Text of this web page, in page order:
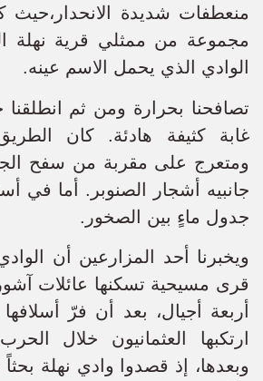
منعطفات شديدة الانحدار،حيث
مجموعة من ممثلي قرية نهلة
الوادي الذي يحمل الاسم عينه.
تصافحنا بحرارة ومن ثم
غابة كثيفة هادئة. كان
ومتعرج على مقربة من سفح
جانبيه أشجار الصنوبر. أما في
جدول ماءٍ بين الصخور.
ويخبرنا أحد المزارعين أن
قرى مسيحية تسكنها عائلات
أربعة أجيال، بعد أن فرّ
ارتكبها العثمانيون خلال
وبعدها، إذ قصدوا وادي نهلة